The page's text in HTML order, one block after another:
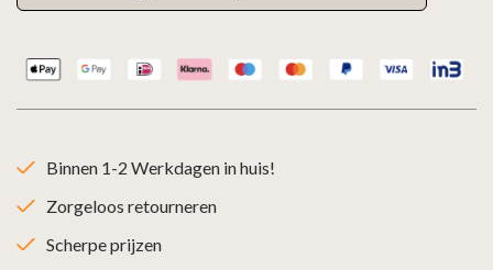
Binnen 1-2 Werkdagen in huis!
Zorgeloos retourneren
Scherpe prijzen